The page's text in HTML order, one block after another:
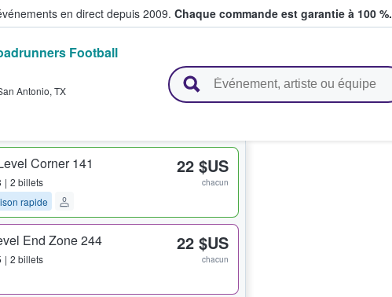
en direct depuis 2009. Chaque commande est garantie à 100 %.
et vendent des billets
Football
Antonio, TX
Corner 141
2 billets
rapide
22 $US
chacun
End Zone 244
2 billets
22 $US
chacun